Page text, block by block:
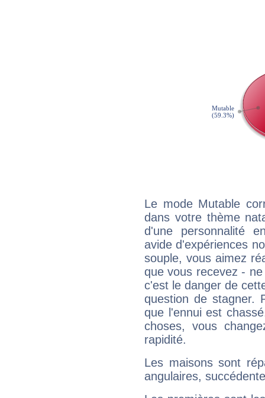
Le mode Mutable
dans votre thème
d'une personnalité
avide d'expériences
souple, vous aimez
que vous recevez -
c'est le danger de
question de stagner.
que l'ennui est
choses, vous
rapidité.
Les maisons sont
angulaires,